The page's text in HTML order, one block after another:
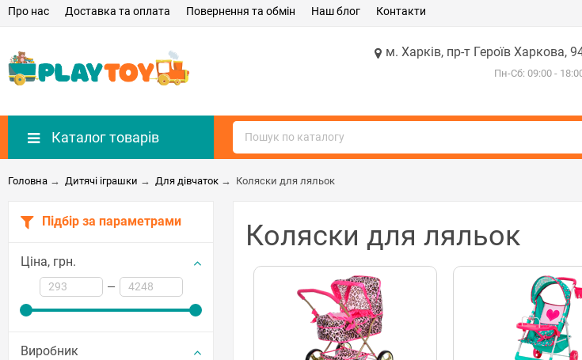
Про нас Доставка та оплата Повернення та обмін Наш блог Контакти
м. Харків, пр-т Героїв Харкова,
Пн-Сб: 09:00 -
Каталог товарів
Головна → Дитячі іграшки → Для дівчаток → Коляски для ляльок
Підбір за параметрами
Ціна, грн.
—
Виробник
Коляски для ляльок